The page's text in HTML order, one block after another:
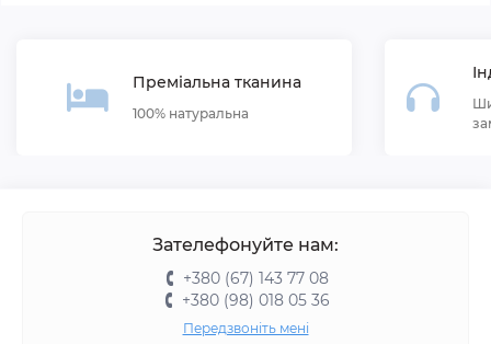
Преміальна тканина
100% натуральна
Зателефонуйте нам:
+380 (67) 143 77 08
+380 (98) 018 05 36
Передзвоніть мені